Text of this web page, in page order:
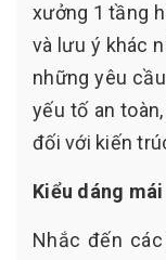
xưởng 1 tầng
và lưu ý khác
những yêu
yếu tố an
đối với kiến
Kiểu dáng mái
Nhắc đến